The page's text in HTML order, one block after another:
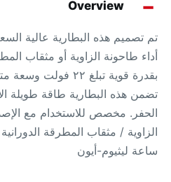
Overview
تم تصميم هذه البطارية عالية
أداء طاحونة الزاوية أو مثقاب
تضمن هذه البطارية طاقة طويلة
الحفر. مخصص للاستخدام مع
ساعة ليثيوم-أيون